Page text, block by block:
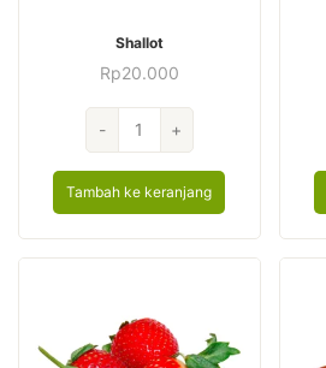
Shallot
Rp20.000
-
Kuantitas
Shallot
+
Tambah ke keranjang